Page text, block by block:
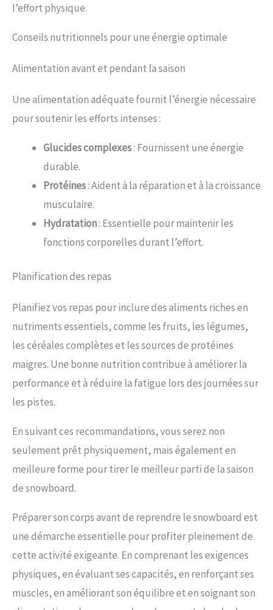
l’effort physique.
Conseils nutritionnels pour une énergie optimale
Alimentation avant et pendant la saison
Une alimentation adéquate fournit l’énergie nécessaire
pour soutenir les efforts intenses :
Glucides complexes: Fournissent une énergie
durable.
Protéines: Aident à la réparation et à la croissance
musculaire.
Hydratation: Essentielle pour maintenir les
fonctions corporelles durant l’effort.
Planification des repas
Planifiez vos repas pour inclure des aliments riches en
nutriments essentiels, comme les fruits, les légumes,
les céréales complètes et les sources de protéines
maigres. Une bonne nutrition contribue à améliorer la
performance et à réduire la fatigue lors des journées sur
les pistes.
En suivant ces recommandations, vous serez non
seulement prêt physiquement, mais également en
meilleure forme pour tirer le meilleur parti de la saison
de snowboard.
Préparer son corps avant de reprendre le snowboard est
une démarche essentielle pour profiter pleinement de
cette activité exigeante. En comprenant les exigences
physiques, en évaluant ses capacités, en renforçant ses
muscles, en améliorant son équilibre et en soignant son